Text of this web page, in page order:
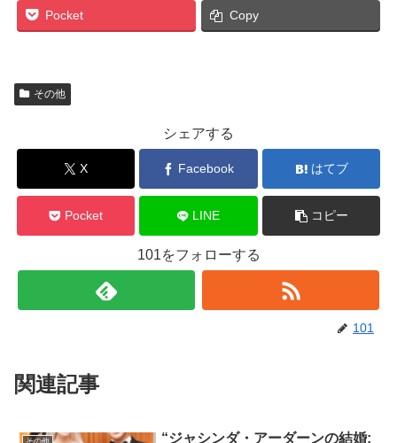
Pocket Copy
その他
シェアする
X Facebook はてブ
Pocket LINE コピー
101をフォローする
101
関連記事
“ジャシンダ・アーダーンの結婚: